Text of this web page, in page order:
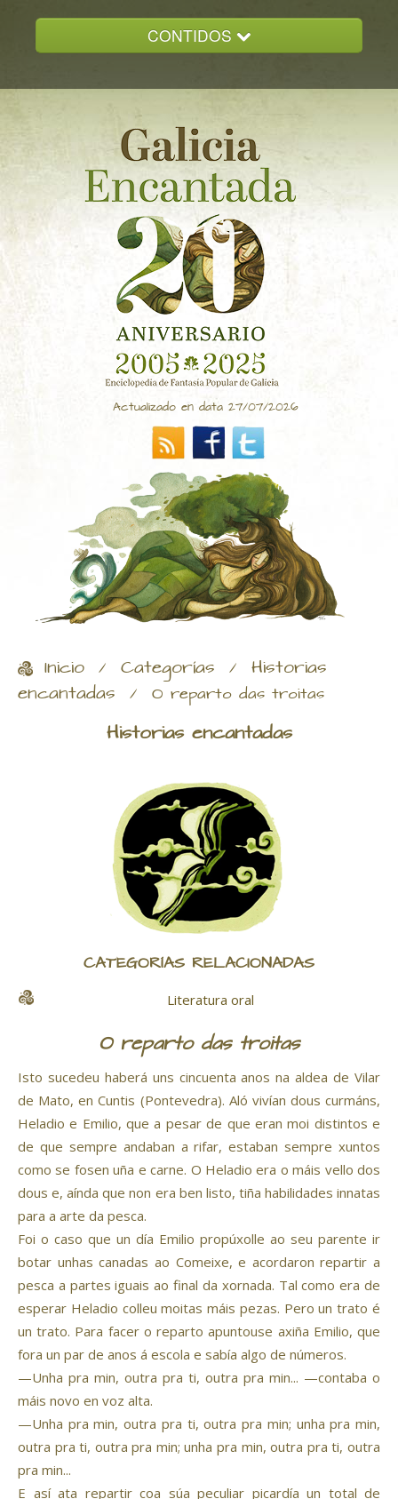
CONTIDOS
GALICIA ENCANTADA
DOCUMENTACION
NOVAS
CONTACTO
Actualizado en data 27/07/2026
Inicio / Categorías / Historias
encantadas / O reparto das troitas
Historias encantadas
CATEGORÍAS RELACIONADAS
Literatura oral
O reparto das troitas
Isto sucedeu haberá uns cincuenta anos na aldea de Vilar
de Mato, en Cuntis (Pontevedra). Aló vivían dous curmáns,
Heladio e Emilio, que a pesar de que eran moi distintos e
de que sempre andaban a rifar, estaban sempre xuntos
como se fosen uña e carne. O Heladio era o máis vello dos
dous e, aínda que non era ben listo, tiña habilidades innatas
para a arte da pesca.
Foi o caso que un día Emilio propúxolle ao seu parente ir
botar unhas canadas ao Comeixe, e acordaron repartir a
pesca a partes iguais ao final da xornada. Tal como era de
esperar Heladio colleu moitas máis pezas. Pero un trato é
un trato. Para facer o reparto apuntouse axiña Emilio, que
fora un par de anos á escola e sabía algo de números.
—Unha pra min, outra pra ti, outra pra min... —contaba o
máis novo en voz alta.
—Unha pra min, outra pra ti, outra pra min; unha pra min,
outra pra ti, outra pra min; unha pra min, outra pra ti, outra
pra min...
E así ata repartir coa súa peculiar picardía un total de